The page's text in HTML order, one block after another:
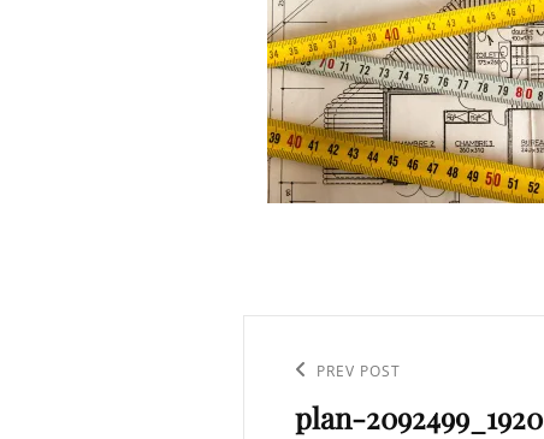
selausPrevious
Post
PREV POST
plan-2092499_1920